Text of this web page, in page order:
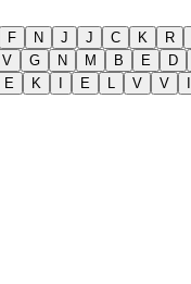
F N J J C K R
V G N M B E D
E K I E L V V I